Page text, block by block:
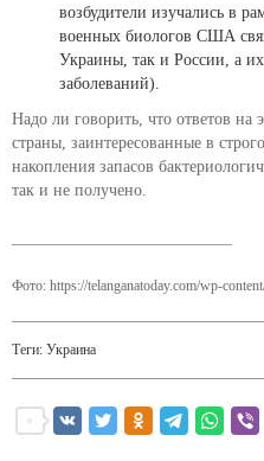
возбудители изучались в
военных биологов США
Украины, так и России, а
заболеваний).
Надо ли говорить, что ответов
страны, заинтересованные в
накопления запасов
так и не получено.
Фото: https://telanganatoday.com/wp-
Теги: Украина